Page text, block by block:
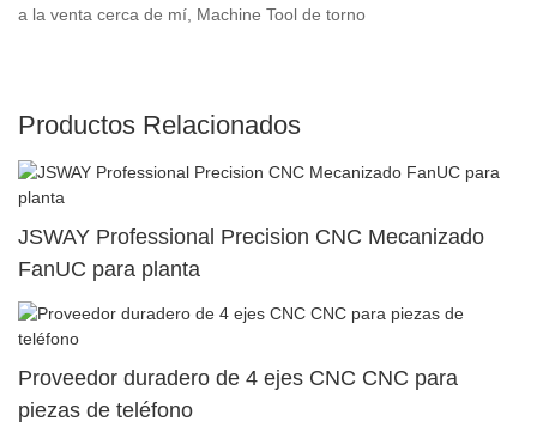
a la venta cerca de mí, Machine Tool de torno
Productos Relacionados
JSWAY Professional Precision CNC Mecanizado
FanUC para planta
Proveedor duradero de 4 ejes CNC CNC para
piezas de teléfono